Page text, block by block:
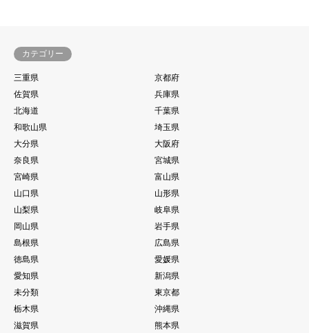
カテゴリー
三重県
京都府
佐賀県
兵庫県
北海道
千葉県
和歌山県
埼玉県
大分県
大阪府
奈良県
宮城県
宮崎県
富山県
山口県
山形県
山梨県
岐阜県
岡山県
岩手県
島根県
広島県
徳島県
愛媛県
愛知県
新潟県
未分類
東京都
栃木県
沖縄県
滋賀県
熊本県